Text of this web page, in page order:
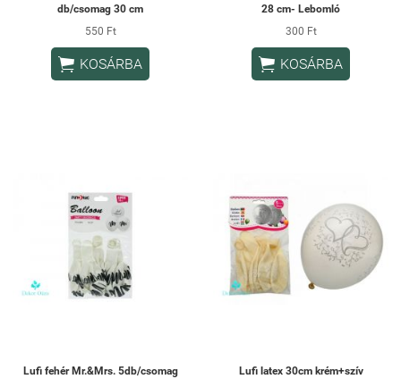
db/csomag 30 cm
550 Ft
 KOSÁRBA
28 cm- Lebomló
300 Ft
 KOSÁRBA
Lufi fehér Mr.&Mrs. 5db/csomag
Lufi latex 30cm krém+szív